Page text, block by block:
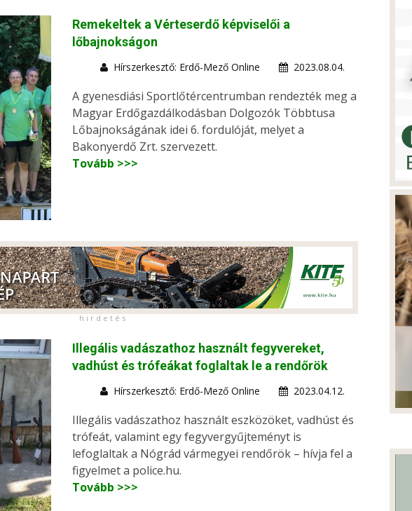
Remekeltek a Vérteserdő képviselői a
lőbajnokságon
Hírszerkesztő: Erdő-Mező Online 2023.08.04.
A gyenesdiási Sportlőtércentrumban rendezték meg a
Magyar Erdőgazdálkodásban Dolgozók Többtusa
Lőbajnokságának idei 6. fordulóját, melyet a
Bakonyerdő Zrt. szervezett.
Tovább >>>
h i r d e t é s
Illegális vadászathoz használt fegyvereket,
vadhúst és trófeákat foglaltak le a rendőrök
Hírszerkesztő: Erdő-Mező Online 2023.04.12.
Illegális vadászathoz használt eszközöket, vadhúst és
trófeát, valamint egy fegyvergyűjteményt is
lefoglaltak a Nógrád vármegyei rendőrök – hívja fel a
figyelmet a police.hu.
Tovább >>>